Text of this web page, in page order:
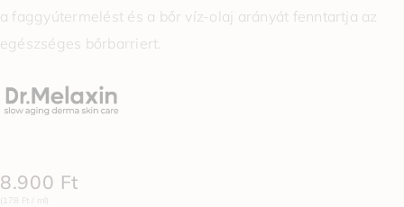
a faggyútermelést és a bőr víz-olaj arányát fenntartja az
egészséges bőrbarriert.
8.900 Ft
(178 Ft / ml)